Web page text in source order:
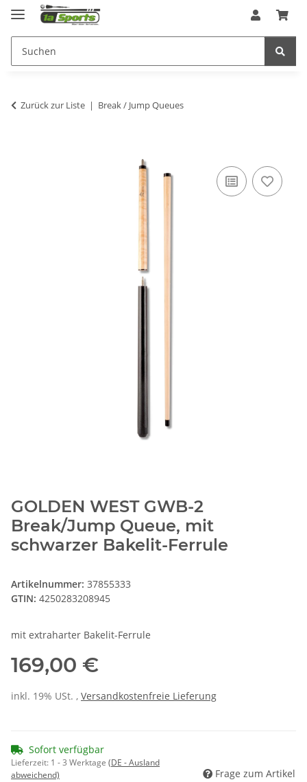
Zurück zur Liste Break / Jump Queues
GOLDEN WEST GWB-2
Break/Jump Queue, mit
schwarzer Bakelit-Ferrule
Artikelnummer: 37855333
GTIN: 4250283208945
mit extraharter Bakelit-Ferrule
169,00 €
inkl. 19% USt. , Versandkostenfreie Lieferung
Sofort verfügbar
Lieferzeit: 1 - 3 Werktage (DE - Ausland
abweichend)
Frage zum Artikel